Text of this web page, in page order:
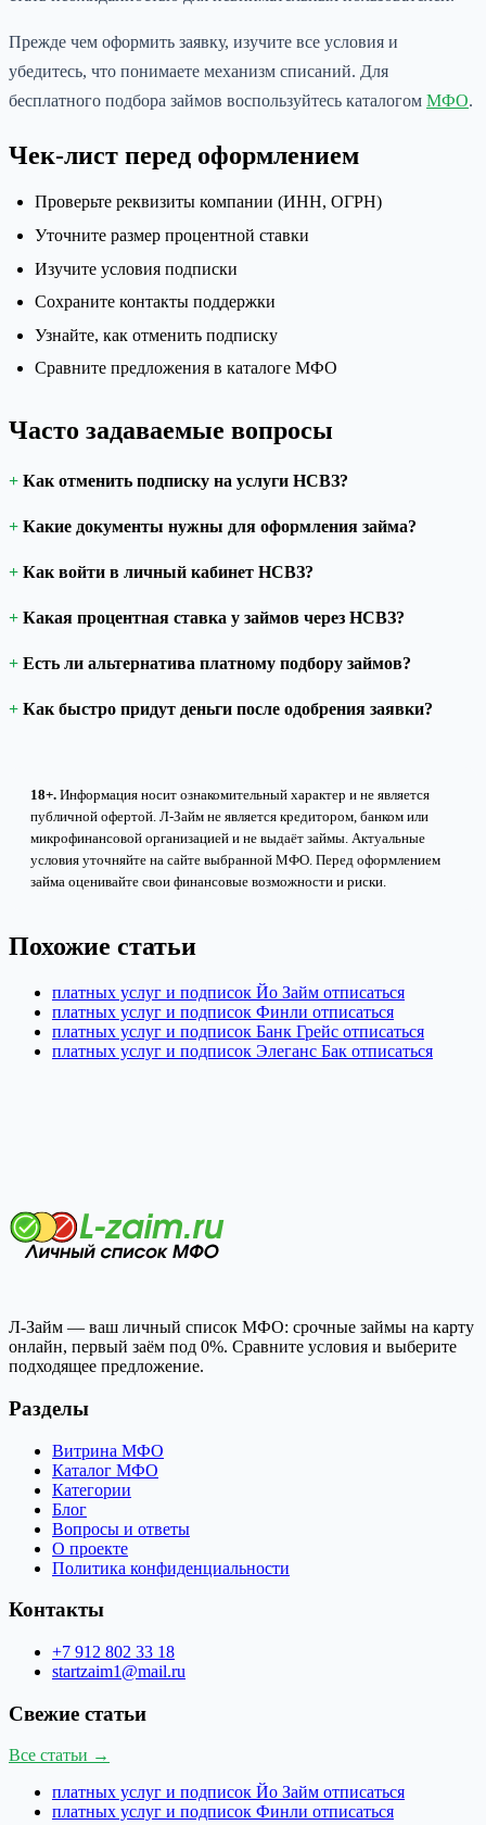
Прежде чем оформить заявку, изучите все условия и
убедитесь, что понимаете механизм списаний. Для
бесплатного подбора займов воспользуйтесь каталогом МФО.
Чек-лист перед оформлением
Проверьте реквизиты компании (ИНН, ОГРН)
Уточните размер процентной ставки
Изучите условия подписки
Сохраните контакты поддержки
Узнайте, как отменить подписку
Сравните предложения в каталоге МФО
Часто задаваемые вопросы
Как отменить подписку на услуги НСВЗ?
Какие документы нужны для оформления займа?
Как войти в личный кабинет НСВЗ?
Какая процентная ставка у займов через НСВЗ?
Есть ли альтернатива платному подбору займов?
Как быстро придут деньги после одобрения заявки?
18+. Информация носит ознакомительный характер и не является
публичной офертой. Л-Займ не является кредитором, банком или
микрофинансовой организацией и не выдаёт займы. Актуальные
условия уточняйте на сайте выбранной МФО. Перед оформлением
займа оценивайте свои финансовые возможности и риски.
Похожие статьи
платных услуг и подписок Йо Займ отписаться
платных услуг и подписок Финли отписаться
платных услуг и подписок Банк Грейс отписаться
платных услуг и подписок Элеганс Бак отписаться
Л-Займ — ваш личный список МФО: срочные займы на карту
онлайн, первый заём под 0%. Сравните условия и выберите
подходящее предложение.
Разделы
Витрина МФО
Каталог МФО
Категории
Блог
Вопросы и ответы
О проекте
Политика конфиденциальности
Контакты
+7 912 802 33 18
startzaim1@mail.ru
Свежие статьи
Все статьи →
платных услуг и подписок Йо Займ отписаться
платных услуг и подписок Финли отписаться